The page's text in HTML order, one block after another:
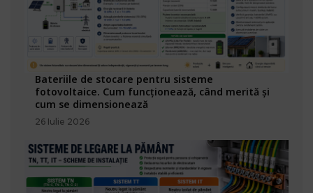
Bateriile de stocare pentru sisteme
fotovoltaice. Cum funcționează, când merită și
cum se dimensionează
26 Iulie 2026